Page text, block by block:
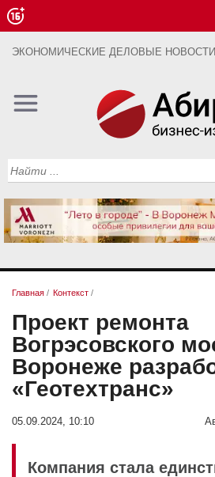
ЭКОНОМИЧЕСКИЕ ДЕЛОВЫЕ НОВОСТИ
Главная / Контекст /
Проект ремонта
Вогрэсовского
Воронеже
«Геотехтранс»
05.09.2024, 10:10
Компания стала